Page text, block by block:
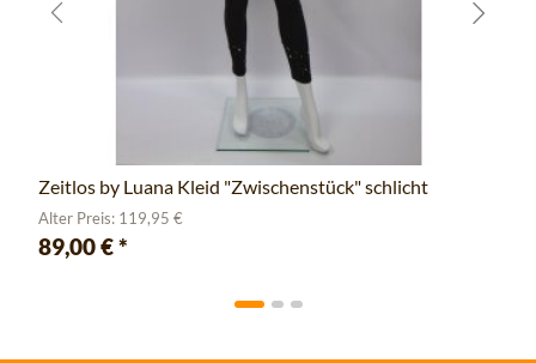
Zeitlos by Luana Kleid "Zwischenstück" schlicht
Alter Preis: 119,95 €
89,00 €*